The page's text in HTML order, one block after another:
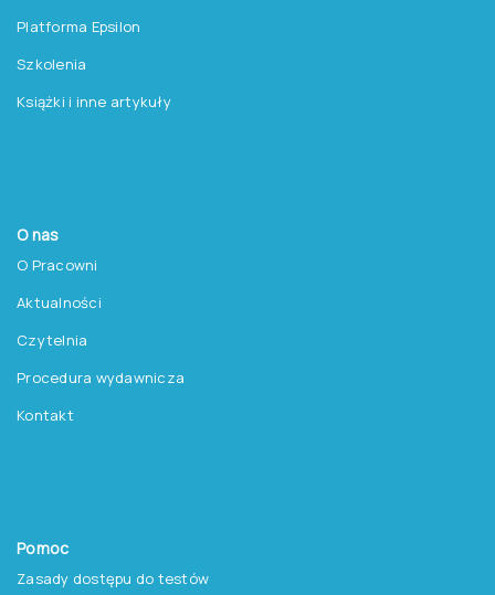
Platforma Epsilon
Szkolenia
Książki i inne artykuły
O nas
O Pracowni
Aktualności
Czytelnia
Procedura wydawnicza
Kontakt
Pomoc
Zasady dostępu do testów